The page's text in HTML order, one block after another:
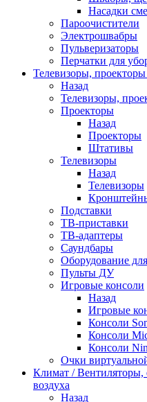
Насадки
Пароочистители
Электрошвабры
Пульверизаторы
Перчатки для
Телевизоры,
Назад
Телевизоры,
Проекторы
Назад
Проекторы
Штативы
Телевизоры
Назад
Телевизоры
Подставки
ТВ-приставки
ТВ-адаптеры
Саундбары
Оборудование
Пульты ДУ
Игровые консоли
Назад
Игровые
Консоли
Консоли
Консоли
Очки
Климат / Вентиляторы,
воздуха
Назад